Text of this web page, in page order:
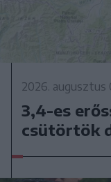
2026.
3,4-es
csütörtök